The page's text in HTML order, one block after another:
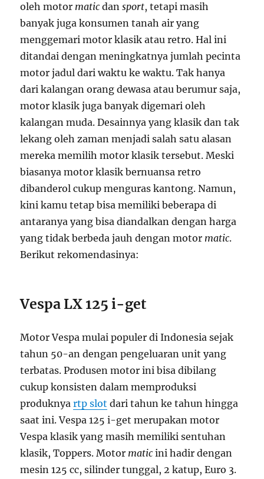
oleh motor matic dansport, tetapi masih
banyak juga konsumen tanah air yang
menggemari motor klasik atau retro. Hal ini
ditandai dengan meningkatnya jumlah pecinta
motor jadul dari waktu ke waktu. Tak hanya
dari kalangan orang dewasa atau berumur saja,
motor klasik juga banyak digemari oleh
kalangan muda. Desainnya yang klasik dan tak
lekang oleh zaman menjadi salah satu alasan
mereka memilih motor klasik tersebut. Meski
biasanya motor klasik bernuansa retro
dibanderol cukup menguras kantong. Namun,
kini kamu tetap bisa memiliki beberapa di
antaranya yang bisa diandalkan dengan harga
yang tidak berbeda jauh dengan motor matic.
Berikut rekomendasinya:
Vespa LX 125 i-get
Motor Vespa mulai populer di Indonesia sejak
tahun 50-an dengan pengeluaran unit yang
terbatas. Produsen motor ini bisa dibilang
cukup konsisten dalam memproduksi
produknyartp slot dari tahun ke tahun hingga
saat ini. Vespa 125 i-get merupakan motor
Vespa klasik yang masih memiliki sentuhan
klasik, Toppers. Motor maticini hadir dengan
mesin 125 cc, silinder tunggal, 2 katup, Euro 3.